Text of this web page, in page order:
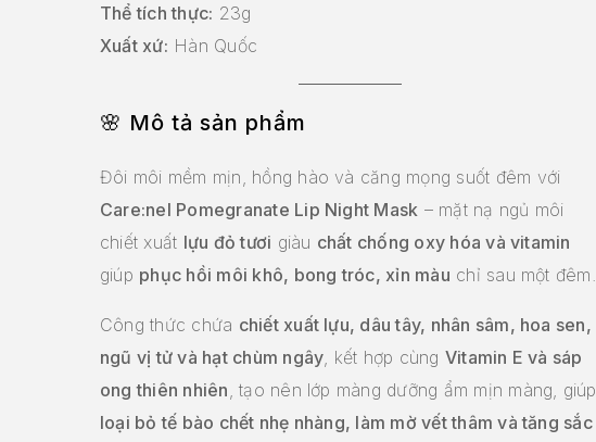
Thể tích thực: 23g
Xuất xứ: Hàn Quốc
🌸 Mô tả sản phẩm
Đôi môi mềm mịn, hồng hào và căng mọng suốt đêm với
Care:nel Pomegranate Lip Night Mask – mặt nạ ngủ môi
chiết xuất lựu đỏ tươi giàu chất chống oxy hóa và vitamin
giúp phục hồi môi khô, bong tróc, xỉn màu chỉ sau một đêm.
Công thức chứa chiết xuất lựu, dâu tây, nhân sâm, hoa sen,
ngũ vị tử và hạt chùm ngây , kết hợp cùng Vitamin E và sáp
ong thiên nhiên , tạo nên lớp màng dưỡng ẩm mịn màng, giúp
loại bỏ tế bào chết nhẹ nhàng, làm mờ vết thâm và tăng sắc